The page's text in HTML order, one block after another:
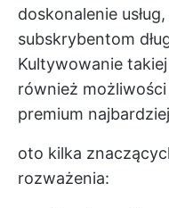
doskonalenie
subskrybentom
Kultywowanie
również
premium
oto kilka
rozważenia: